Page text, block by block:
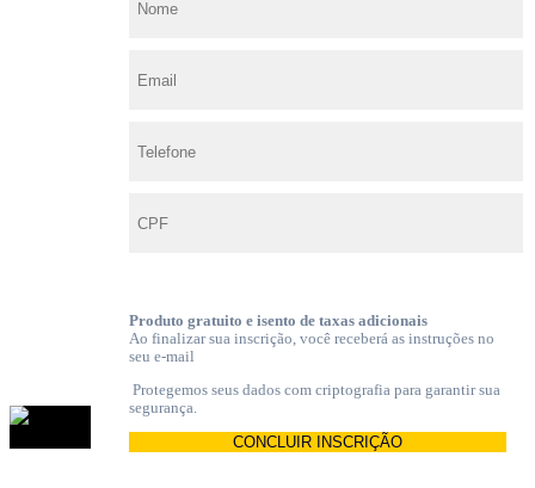
Produto gratuito e isento de taxas adicionais
Ao finalizar sua inscrição, você receberá as instruções no
seu e-mail
Protegemos seus dados com criptografia para garantir sua
segurança.